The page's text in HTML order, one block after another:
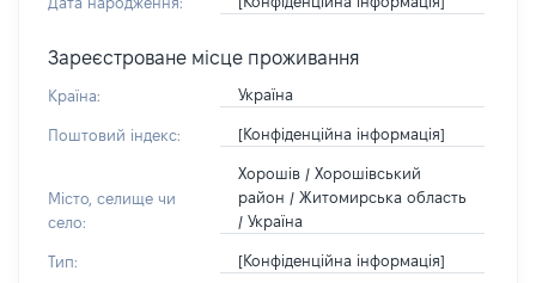
Зареєстроване місце проживання
Країна: Україна
Поштовий індекс: [Конфіденційна інформація]
Місто, селище чи
село:
Хорошів / Хорошівський
район / Житомирська область
/ Україна
Тип: [Конфіденційна інформація]